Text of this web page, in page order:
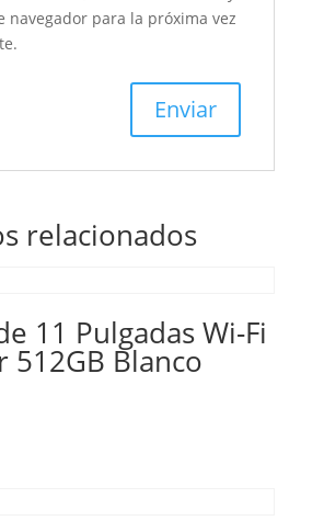
navegador para la próxima vez
relacionados
11 Pulgadas Wi-Fi
512GB Blanco